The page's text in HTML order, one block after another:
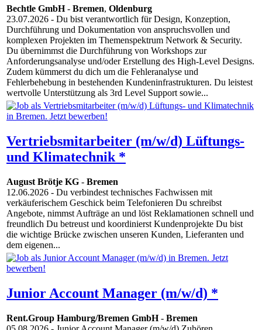
Bechtle GmbH- Bremen, Oldenburg
23.07.2026 - Du bist verantwortlich für Design, Konzeption,
Durchführung und Dokumentation von anspruchsvollen und
komplexen Projekten im Themenspektrum Network & Security.
Du übernimmst die Durchführung von Workshops zur
Anforderungsanalyse und/oder Erstellung des High-Level Designs.
Zudem kümmerst du dich um die Fehleranalyse und
Fehlerbehebung in bestehenden Kundeninfrastrukturen. Du leistest
wertvolle Unterstützung als 3rd Level Support sowie...
Vertriebsmitarbeiter (m/w/d) Lüftungs-
und Klimatechnik *
August Brötje KG - Bremen
12.06.2026 - Du verbindest technisches Fachwissen mit
verkäuferischem Geschick beim Telefonieren Du schreibst
Angebote, nimmst Aufträge an und löst Reklamationen schnell und
freundlich Du betreust und koordinierst Kundenprojekte Du bist
die wichtige Brücke zwischen unseren Kunden, Lieferanten und
dem eigenen...
Junior Account Manager (m/w/d) *
Rent.Group Hamburg/Bremen GmbH- Bremen